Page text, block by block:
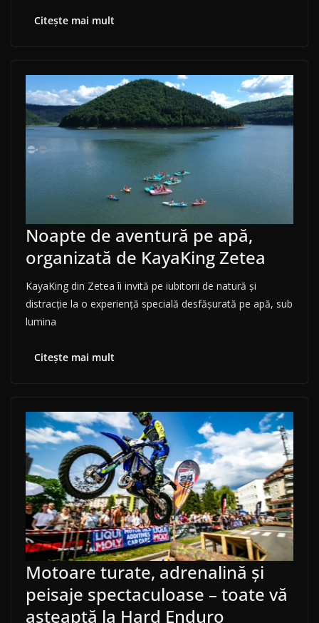
Citește mai mult
Noapte de aventură pe apă,
organizată de KayaKing Zetea
KayaKing din Zetea îi invită pe iubitorii de natură și
distracție la o experiență specială desfășurată pe apă, sub
lumina
Citește mai mult
Motoare turate, adrenalină și
peisaje spectaculoase – toate vă
așteaptă la Hard Enduro